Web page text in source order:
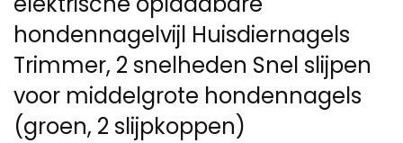
hondennagelvijl Huisdiernagels
Trimmer, 2 snelheden Snel slijpen
voor middelgrote hondennagels
(groen, 2 slijpkoppen)